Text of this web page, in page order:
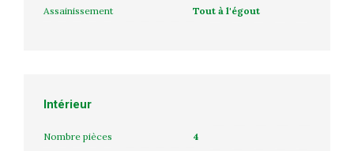
Assainissement
Tout à l'égout
Intérieur
Nombre pièces
4